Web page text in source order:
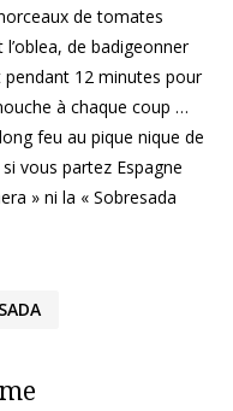
de tomates
de badigeonner
12 minutes pour
à chaque coup …
feu au pique nique de
vous partez Espagne
» ni la « Sobresada